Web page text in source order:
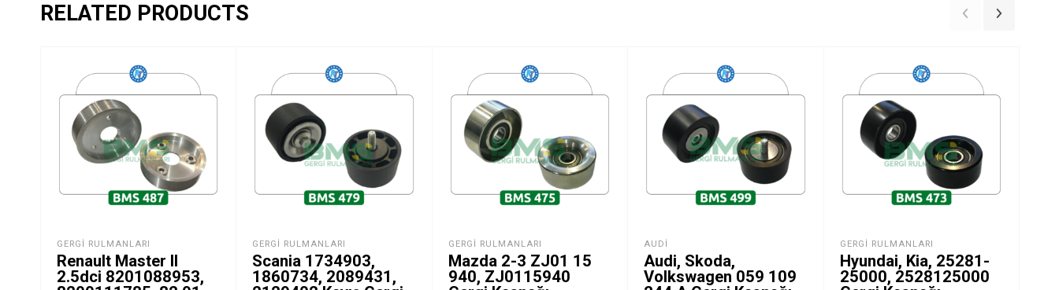
RELATED PRODUCTS
GERGI RULMANLARI
Renault Master II
2.5dci 8201088953,
GERGI RULMANLARI
Scania 1734903,
1860734, 2089431,
GERGI RULMANLARI
Mazda 2-3 ZJ01 15
940, ZJ0115940
AUDI
Audi, Skoda,
Volkswagen 059 109
GERGI RULMANLARI
Hyundai, Kia, 25281-
25000, 2528125000